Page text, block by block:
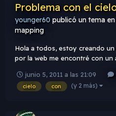
Problema con el
younger60 publicó un tema en
mapping
Hola a todos, estoy creando
por la web me encontré con
cielos. La página es esta: El
archivos .tga donde se me
junio 5, 2011 a las 21:09
cielo con (y 2 más)